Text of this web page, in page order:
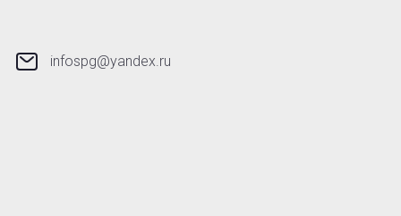
infospg@yandex.ru